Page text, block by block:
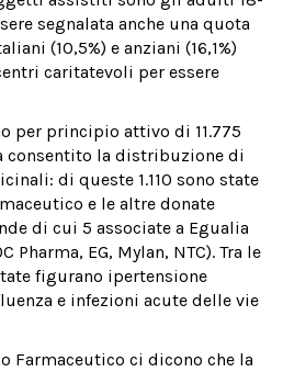
segnalata anche una quota
(10,5%) e anziani (16,1%)
caritatevoli per essere
per principio attivo di 11.775
consentito la distribuzione di
di queste 1.110 sono state
e le altre donate
di cui 5 associate a Egualia
Pharma, EG, Mylan, NTC). Tra le
figurano ipertensione
e infezioni acute delle vie
Farmaceutico ci dicono che la